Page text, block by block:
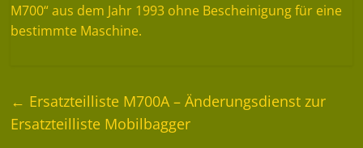
M700“ aus dem Jahr 1993 ohne Bescheinigung für eine
bestimmte Maschine.
← Ersatzteilliste M700A – Änderungsdienst zur
Ersatzteilliste Mobilbagger